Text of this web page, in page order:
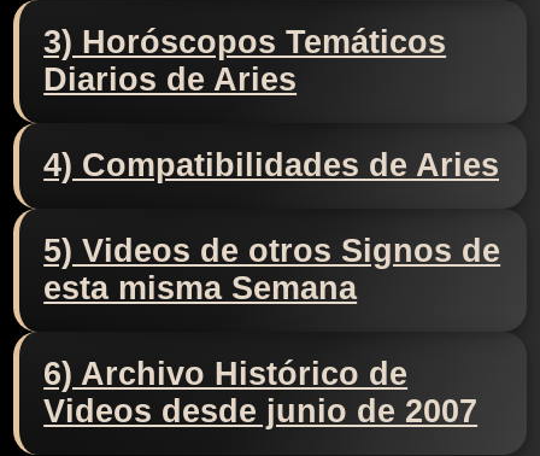
3) Horóscopos Temáticos
Diarios de Aries
4) Compatibilidades de Aries
5) Videos de otros Signos de
esta misma Semana
6) Archivo Histórico de
Videos desde junio de 2007